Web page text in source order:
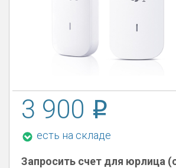
3 900
есть на складе
Запросить счет для юрлица